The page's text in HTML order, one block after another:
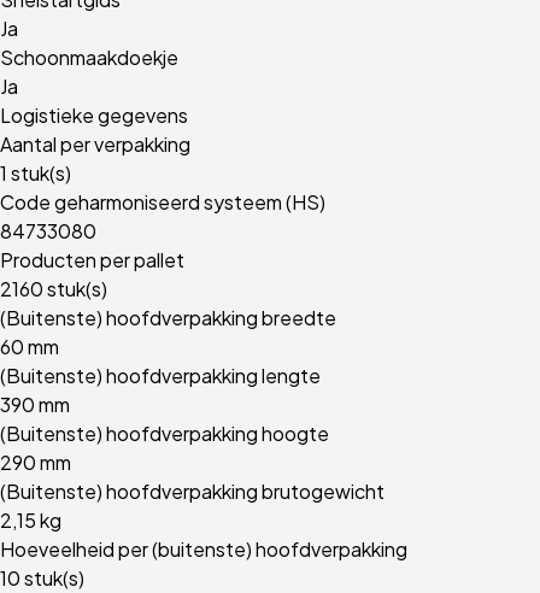
Ja
Schoonmaakdoekje
Ja
Logistieke gegevens
Aantal per verpakking
1 stuk(s)
Code geharmoniseerd systeem (HS)
84733080
Producten per pallet
2160 stuk(s)
(Buitenste) hoofdverpakking breedte
60 mm
(Buitenste) hoofdverpakking lengte
390 mm
(Buitenste) hoofdverpakking hoogte
290 mm
(Buitenste) hoofdverpakking brutogewicht
2,15 kg
Hoeveelheid per (buitenste) hoofdverpakking
10 stuk(s)